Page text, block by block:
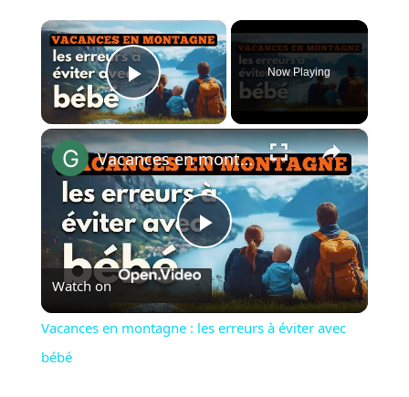
×
Play Video
Now Playing
×
Play
Video
Vacances en montagne : les erreurs à éviter avec bébé
Watch on
Vacances en montagne : les erreurs à éviter avec
bébé